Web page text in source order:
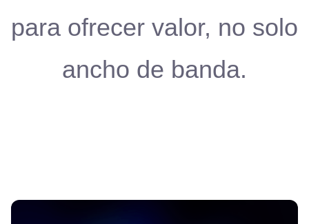
para ofrecer valor, no solo
ancho de banda.